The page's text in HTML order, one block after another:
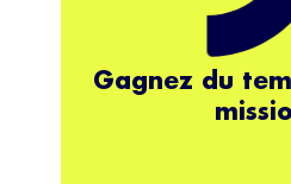
Gagnez du